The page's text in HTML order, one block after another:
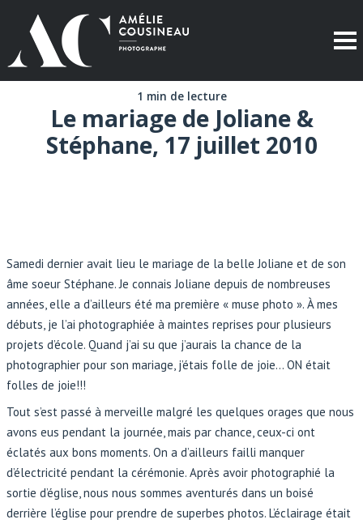
1 min de lecture
Le mariage de Joliane &
Stéphane, 17 juillet 2010
Samedi dernier avait lieu le mariage de la belle Joliane et de son
âme soeur Stéphane. Je connais Joliane depuis de nombreuses
années, elle a d’ailleurs été ma première « muse photo ». À mes
débuts, je l’ai photographiée à maintes reprises pour plusieurs
projets d’école. Quand j’ai su que j’aurais la chance de la
photographier pour son mariage, j’étais folle de joie… ON était
folles de joie!!!
Tout s’est passé à merveille malgré les quelques orages que nous
avons eus pendant la journée, mais par chance, ceux-ci ont
éclatés aux bons moments. On a d’ailleurs failli manquer
d’électricité pendant la cérémonie. Après avoir photographié la
sortie d’église, nous nous sommes aventurés dans un boisé
derrière l’église pour prendre de superbes photos. L’éclairage était